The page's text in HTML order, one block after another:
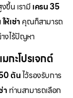
ขึ้น เรามี เครน 35
ห้เช่า คุณก็สามารถ
งไร้ปัญหา
กะโปรเจกต์
ตันไว้รองรับการ
า ท่านสามารถเลือก